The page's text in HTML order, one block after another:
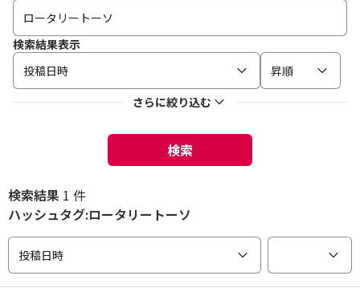
検索結果表示
投稿日時
昇順
さらに絞り込む
検索
検索結果 1 件
ハッシュタグ:ロータリートーソ
投稿日時